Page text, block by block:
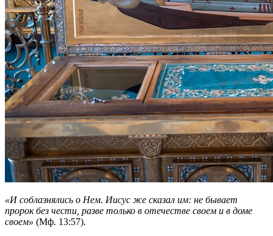
«И соблазнялись о Нем. Иисус же сказал им: не бывает
пророк без чести, разве только в отечестве своем и в доме
своем» (Мф. 13:57).